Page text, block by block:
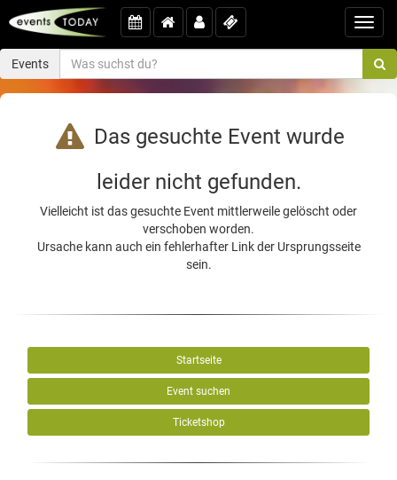
Events
Das gesuchte Event wurde
leider nicht gefunden.
Vielleicht ist das gesuchte Event mittlerweile gelöscht oder
verschoben worden.
Ursache kann auch ein fehlerhafter Link der Ursprungsseite
sein.
Startseite
Event suchen
Ticketshop